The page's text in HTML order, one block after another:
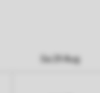
Sa 29 Aug